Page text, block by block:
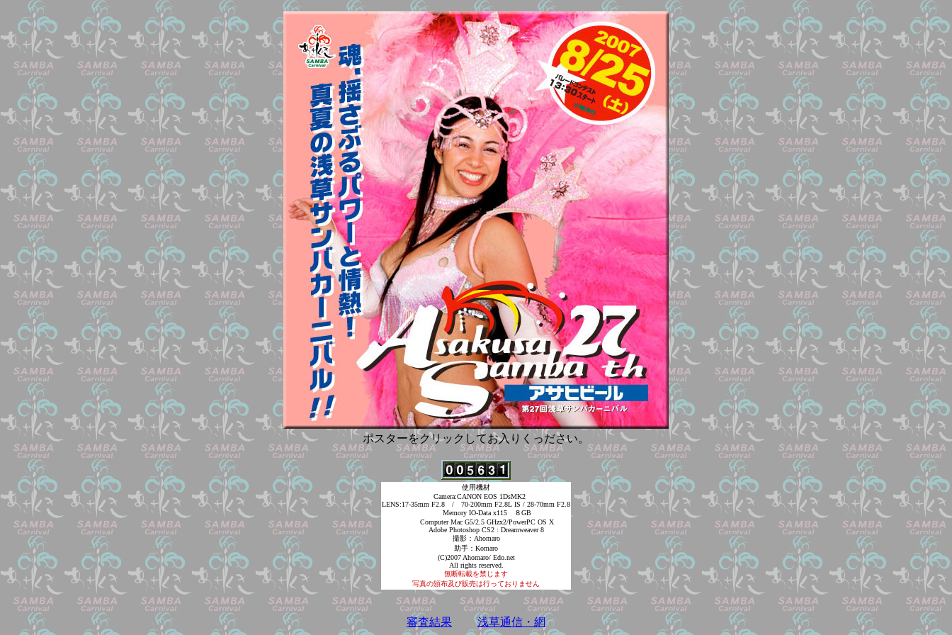
ポスターをクリックしてお入りくっださい。
使用機材
Camera:CANON EOS 1DsMK2
LENS:17-35mm F2.8 / 70-200mm F2.8L IS / 28-70mm F2.8
Memory IO-Data x115 ８GB
Computer Mac G5/2.5 GHzx2/PowerPC OS X
Adobe Photoshop CS2 : Dreamweaver 8
撮影：Ahomaro
助手：Komaro
(C)2007 Ahomaro/ Edo.net
All rights reserved.
無断転載を禁じます
写真の頒布及び販売は行っておりません
審査結果 浅草通信・網